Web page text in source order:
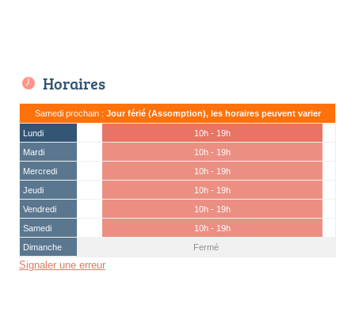
Horaires
Samedi prochain : Jour férié (Assomption), les horaires peuvent varier
Lundi
10h - 19h
Mardi
10h - 19h
Mercredi
10h - 19h
Jeudi
10h - 19h
Vendredi
10h - 19h
Samedi
10h - 19h
Dimanche
Fermé
Signaler une erreur